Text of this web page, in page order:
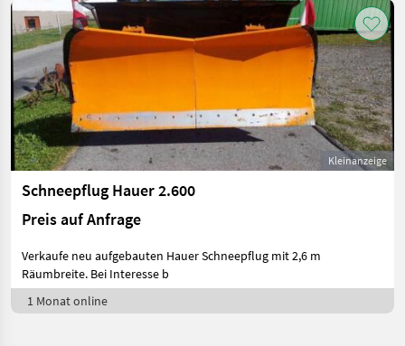
Kleinanzeige
Schneepflug Hauer 2.600
Preis auf Anfrage
Verkaufe neu aufgebauten Hauer Schneepflug mit 2,6 m
Räumbreite. Bei Interesse b
1 Monat online